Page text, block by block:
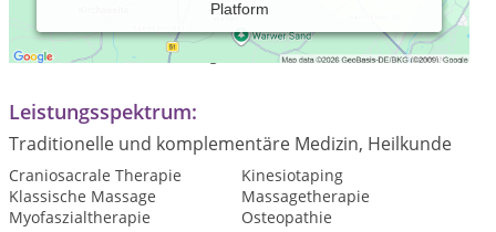
Platform
Termine nach Vereinbarung
Leistungsspektrum:
Traditionelle und komplementäre Medizin, Heilkunde
Craniosacrale Therapie
Kinesiotaping
Klassische Massage
Massagetherapie
Myofaszialtherapie
Osteopathie